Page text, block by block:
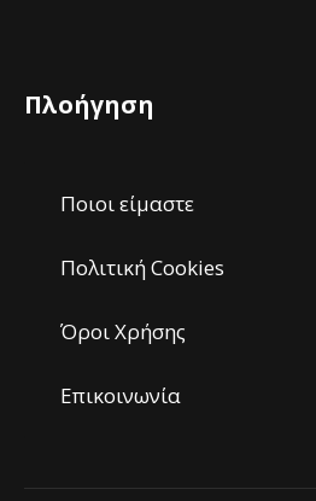
Πλοήγηση
Ποιοι είμαστε
Πολιτική Cookies
Όροι Χρήσης
Επικοινωνία